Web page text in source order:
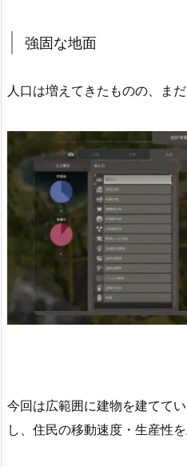
強固な地面
人口は増えてきたものの、ま
今回は広範囲に建物を建てて
し、住民の移動速度・生産性